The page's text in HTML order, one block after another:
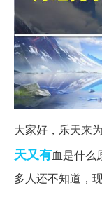
大家好，乐天来
天又有血是什么
多人还不知道，